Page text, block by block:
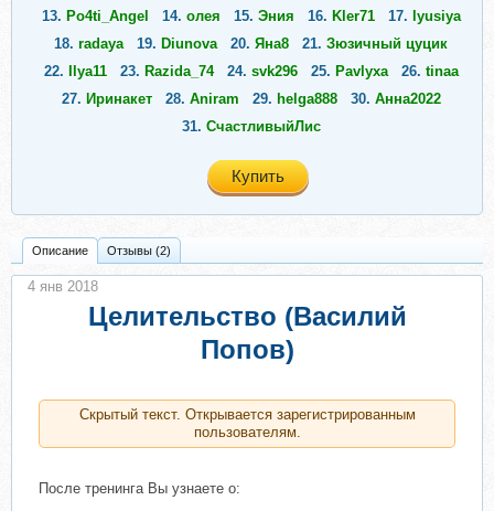
13. Po4ti_Angel 14. олея 15. Эния 16. Kler71 17. lyusiya
18. radaya 19. Diunova 20. Яна8 21. Зюзичный цуцик
22.
Ilya11 23. Razida_74 24. svk296 25. Pavlyxa 26. tinaa
27. Иринакет 28. Aniram 29. helga888 30. Анна2022
31. СчастливыйЛис
Купить
Описание Отзывы (2)
Целительство (Василий
Попов)
Скрытый текст. Открывается зарегистрированным
пользователям.
После тренинга Вы узнаете о:
4 янв 2018